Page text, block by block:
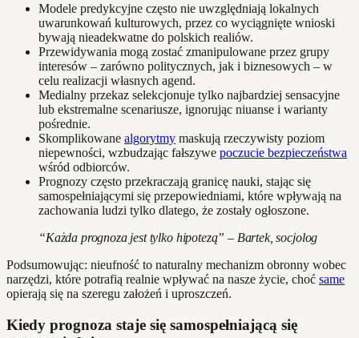
Modele predykcyjne często nie uwzględniają lokalnych
uwarunkowań kulturowych, przez co wyciągnięte wnioski
bywają nieadekwatne do polskich realiów.
Przewidywania mogą zostać zmanipulowane przez grupy
interesów – zarówno politycznych, jak i biznesowych – w
celu realizacji własnych agend.
Medialny przekaz selekcjonuje tylko najbardziej sensacyjne
lub ekstremalne scenariusze, ignorując niuanse i warianty
pośrednie.
Skomplikowane algorytmy maskują rzeczywisty poziom
niepewności, wzbudzając fałszywe poczucie bezpieczeństwa
wśród odbiorców.
Prognozy często przekraczają granicę nauki, stając się
samospełniającymi się przepowiedniami, które wpływają na
zachowania ludzi tylko dlatego, że zostały ogłoszone.
“Każda prognoza jest tylko hipotezą” – Bartek, socjolog
Podsumowując: nieufność to naturalny mechanizm obronny wobec
narzędzi, które potrafią realnie wpływać na nasze życie, choć same
opierają się na szeregu założeń i uproszczeń.
Kiedy prognoza staje się samospełniającą się